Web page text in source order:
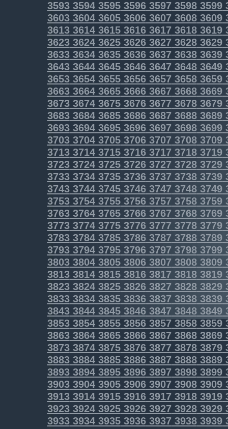
3593359435953596359735983599
3603360436053606360736083609
3613361436153616361736183619
3623362436253626362736283629
3633363436353636363736383639
3643364436453646364736483649
3653365436553656365736583659
3663366436653666366736683669
3673367436753676367736783679
3683368436853686368736883689
3693369436953696369736983699
3703370437053706370737083709
3713371437153716371737183719
37233724372537263727 37283729
37333734373537363737 37383739
37433744374537463747 37483749
37533754375537563757 37583759
37633764376537663767 37683769
3773377437753776377737783779
37833784378537863787 37883789
37933794379537963797 37983799
38033804380538063807 38083809
38133814381538163817 38183819
38233824382538263827 38283829
38333834383538363837 38383839
38433844384538463847 38483849
3853385438553856385738583859
3863386438653866386738683869
3873387438753876387738783879
3883388438853886388738883889
3893389438953896389738983899
3903390439053906390739083909
3913391439153916391739183919
3923392439253926392739283929
3933393439353936393739383939